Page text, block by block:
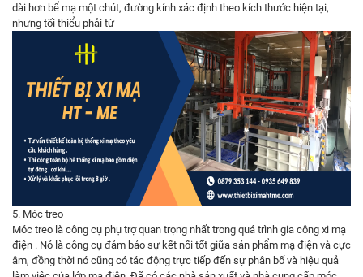
dài hơn bể mạ một chút, đường kính xác định theo kích thước hiện tại,
nhưng tối thiểu phải từ
5. Móc treo
Móc treo là công cụ phụ trợ quan trọng nhất trong quá trình gia công xi mạ
điện . Nó là công cụ đảm bảo sự kết nối tốt giữa sản phẩm mạ điện và cực
âm, đồng thời nó cũng có tác động trực tiếp đến sự phân bố và hiệu quả